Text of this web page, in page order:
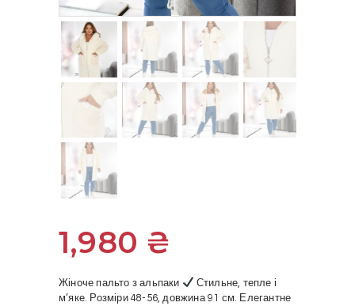
1,980 ₴
Жіноче пальто з альпаки
Стильне, тепле і
м’яке. Розміри 48-56, довжина 91 см. Елегантне